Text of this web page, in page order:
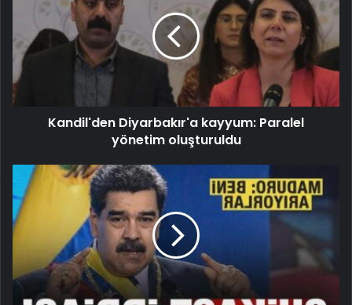
Kandil'den Diyarbakır'a kayyum: Paralel
yönetim oluşturuldu